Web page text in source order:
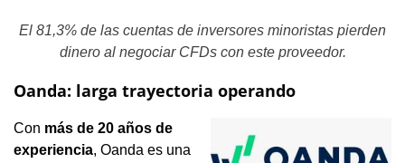
El 81,3% de las cuentas de inversores minoristas pierden
dinero al negociar CFDs con este proveedor.
Oanda: larga trayectoria operando
Con más de 20 años de
experiencia, Oanda es una